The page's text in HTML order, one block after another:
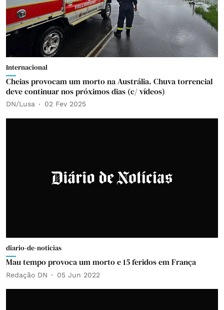
Internacional
Cheias provocam um morto na Austrália. Chuva torrencial
deve continuar nos próximos dias (c/ vídeos)
DN/Lusa 02 Fev 2025
diario-de-noticias
Mau tempo provoca um morto e 15 feridos em França
Redação DN 05 Jun 2022